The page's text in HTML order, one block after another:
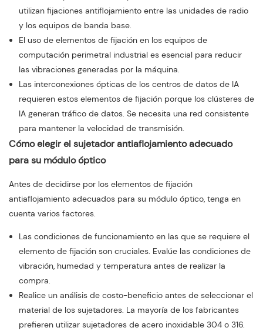
utilizan fijaciones antiflojamiento entre las unidades de radio
y los equipos de banda base.
El uso de elementos de fijación en los equipos de
computación perimetral industrial es esencial para reducir
las vibraciones generadas por la máquina.
Las interconexiones ópticas de los centros de datos de IA
requieren estos elementos de fijación porque los clústeres de
IA generan tráfico de datos. Se necesita una red consistente
para mantener la velocidad de transmisión.
Cómo elegir el sujetador antiaflojamiento adecuado
para su módulo óptico
Antes de decidirse por los elementos de fijación
antiaflojamiento adecuados para su módulo óptico, tenga en
cuenta varios factores.
Las condiciones de funcionamiento en las que se requiere el
elemento de fijación son cruciales. Evalúe las condiciones de
vibración, humedad y temperatura antes de realizar la
compra.
Realice un análisis de costo-beneficio antes de seleccionar el
material de los sujetadores. La mayoría de los fabricantes
prefieren utilizar sujetadores de acero inoxidable 304 o 316.